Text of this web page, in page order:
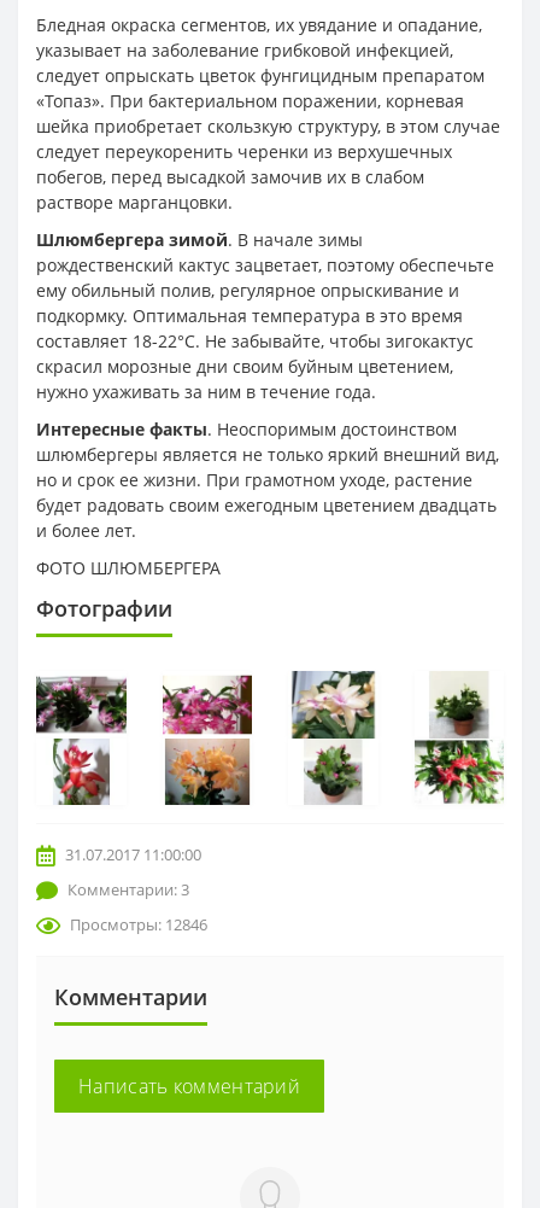
Бледная окраска сегментов, их увядание и опадание,
указывает на заболевание грибковой инфекцией,
следует опрыскать цветок фунгицидным препаратом
«Топаз». При бактериальном поражении, корневая
шейка приобретает скользкую структуру, в этом случае
следует переукоренить черенки из верхушечных
побегов, перед высадкой замочив их в слабом
растворе марганцовки.
Шлюмбергера зимой. В начале зимы
рождественский кактус зацветает, поэтому обеспечьте
ему обильный полив, регулярное опрыскивание и
подкормку. Оптимальная температура в это время
составляет 18-22°C. Не забывайте, чтобы зигокактус
скрасил морозные дни своим буйным цветением,
нужно ухаживать за ним в течение года.
Интересные факты. Неоспоримым достоинством
шлюмбергеры является не только яркий внешний вид,
но и срок ее жизни. При грамотном уходе, растение
будет радовать своим ежегодным цветением двадцать
и более лет.
ФОТО ШЛЮМБЕРГЕРА
Фотографии
31.07.2017 11:00:00
Комментарии: 3
Просмотры: 12846
Комментарии
Написать комментарий